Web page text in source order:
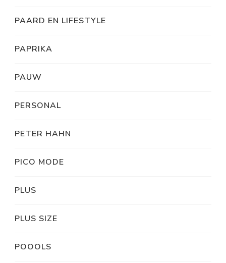
PAARD EN LIFESTYLE
PAPRIKA
PAUW
PERSONAL
PETER HAHN
PICO MODE
PLUS
PLUS SIZE
POOOLS